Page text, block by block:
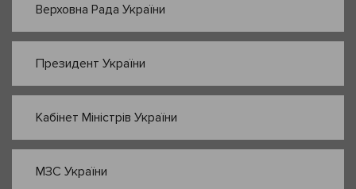
Верховна Рада України
Президент України
Кабінет Міністрів України
МЗС України